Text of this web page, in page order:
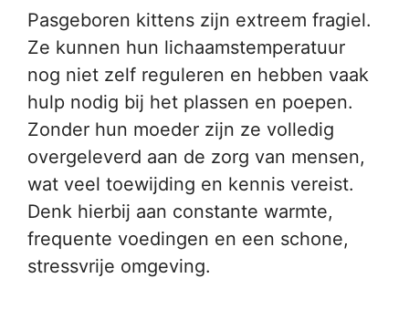
Pasgeboren kittens zijn extreem fragiel.
Ze kunnen hun lichaamstemperatuur
nog niet zelf reguleren en hebben vaak
hulp nodig bij het plassen en poepen.
Zonder hun moeder zijn ze volledig
overgeleverd aan de zorg van mensen,
wat veel toewijding en kennis vereist.
Denk hierbij aan constante warmte,
frequente voedingen en een schone,
stressvrije omgeving.